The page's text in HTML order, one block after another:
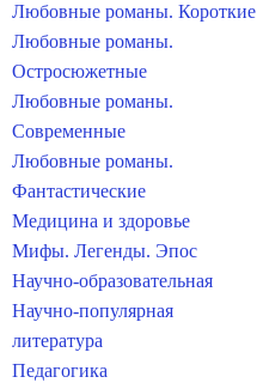
Любовные романы. Короткие
Любовные романы.
Остросюжетные
Любовные романы.
Современные
Любовные романы.
Фантастические
Медицина и здоровье
Мифы. Легенды. Эпос
Научно-образовательная
Научно-популярная
литература
Педагогика